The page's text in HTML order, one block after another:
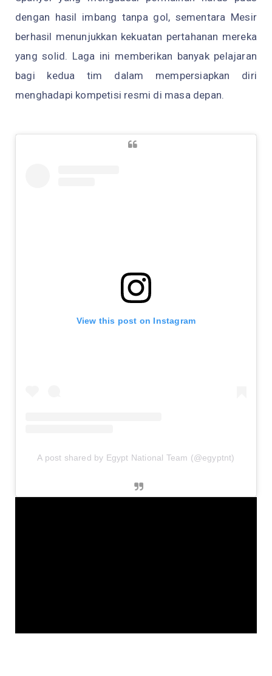
dengan hasil imbang tanpa gol, sementara Mesir
berhasil menunjukkan kekuatan pertahanan mereka
yang solid. Laga ini memberikan banyak pelajaran
bagi kedua tim dalam mempersiapkan diri
menghadapi kompetisi resmi di masa depan.
View this post on Instagram
A post shared by Egypt National Team (@egyptnt)